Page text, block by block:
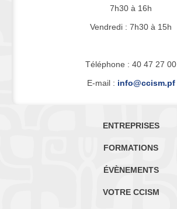
7h30 à 16h
Vendredi : 7h30 à 15h
Téléphone : 40 47 27 00
E-mail : info@ccism.pf
ENTREPRISES
FORMATIONS
ÉVÈNEMENTS
VOTRE CCISM